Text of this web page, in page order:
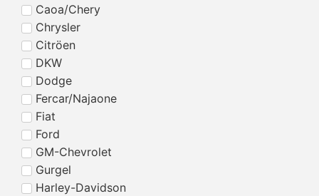
Caoa/Chery
Chrysler
Citröen
DKW
Dodge
Fercar/Najaone
Fiat
Ford
GM-Chevrolet
Gurgel
Harley-Davidson